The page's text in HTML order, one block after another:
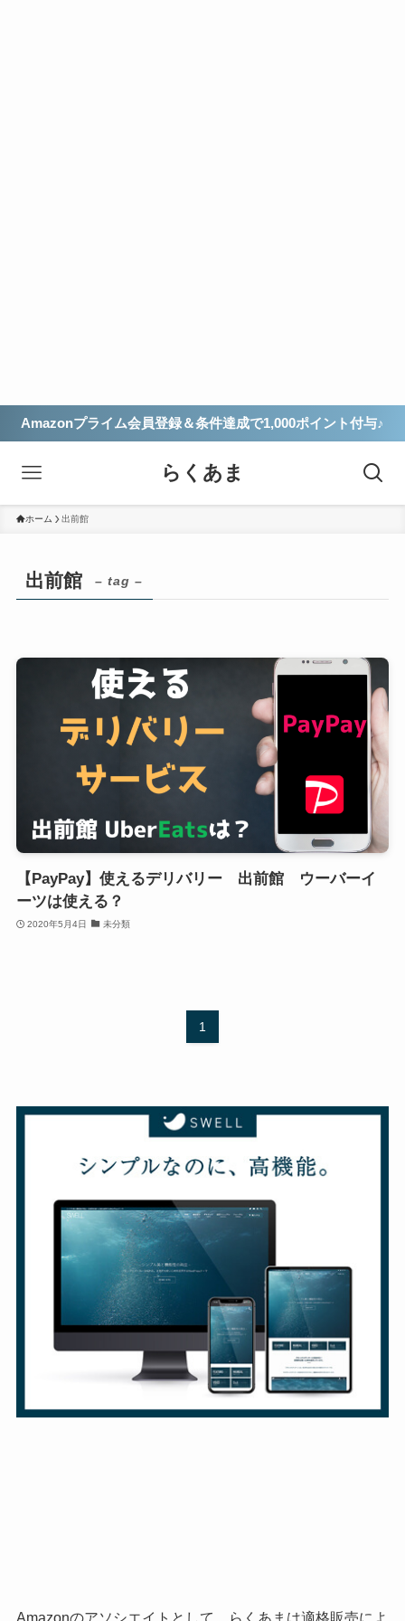
Amazonプライム会員登録＆条件達成で1,000ポイント付与♪
らくあま
ホーム 出前館
出前館 – tag –
【PayPay】使えるデリバリー 出前館 ウーバーイ
ーツは使える？
2020年5月4日 未分類
1
Amazonのアソシエイトとして、らくあまは適格販売によ